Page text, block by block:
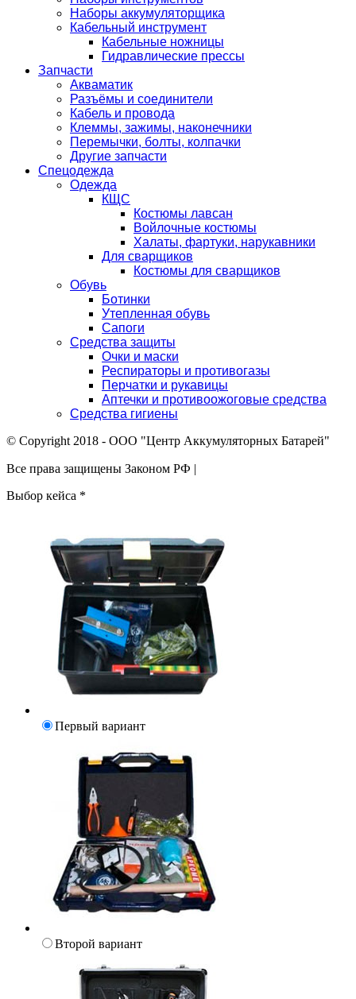
Наборы аккумуляторщика
Кабельный инструмент
Кабельные ножницы
Гидравлические прессы
Запчасти
Акваматик
Разъёмы и соединители
Кабель и провода
Клеммы, зажимы, наконечники
Перемычки, болты, колпачки
Другие запчасти
Спецодежда
Одежда
КЩС
Костюмы лавсан
Войлочные костюмы
Халаты, фартуки, нарукавники
Для сварщиков
Костюмы для сварщиков
Обувь
Ботинки
Утепленная обувь
Сапоги
Средства защиты
Очки и маски
Респираторы и противогазы
Перчатки и рукавицы
Аптечки и противоожоговые средства
Средства гигиены
© Copyright 2018 - ООО "Центр Аккумуляторных Батарей"
Все права защищены Законом РФ |
Выбор кейса *
Первый вариант
Второй вариант